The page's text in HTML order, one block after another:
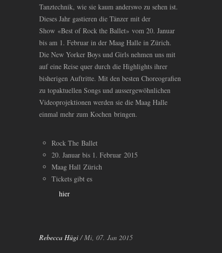
Tanztechnik, wie sie kaum anderswo zu sehen ist.
Dieses Jahr gastieren die Tänzer mit der
Show «Best of Rock the Ballet» vom 20. Januar
bis am 1. Februar in der Maag Halle in Zürich.
Die New Yorker Boys und Girls nehmen uns mit
auf eine Reise quer durch die Highlights ihrer
bisherigen Auftritte. Mit den besten Choreografien
zu topaktuellen Songs und aussergewöhnlichen
Videoprojektionen werden sie die Maag Halle
einmal mehr zum Kochen bringen.
Rock The Ballet
20. Januar bis 1. Februar 2015
Maag Hall Zürich
Tickets gibt es
hier
Rebecca Hügi / Mi, 07. Jan 2015